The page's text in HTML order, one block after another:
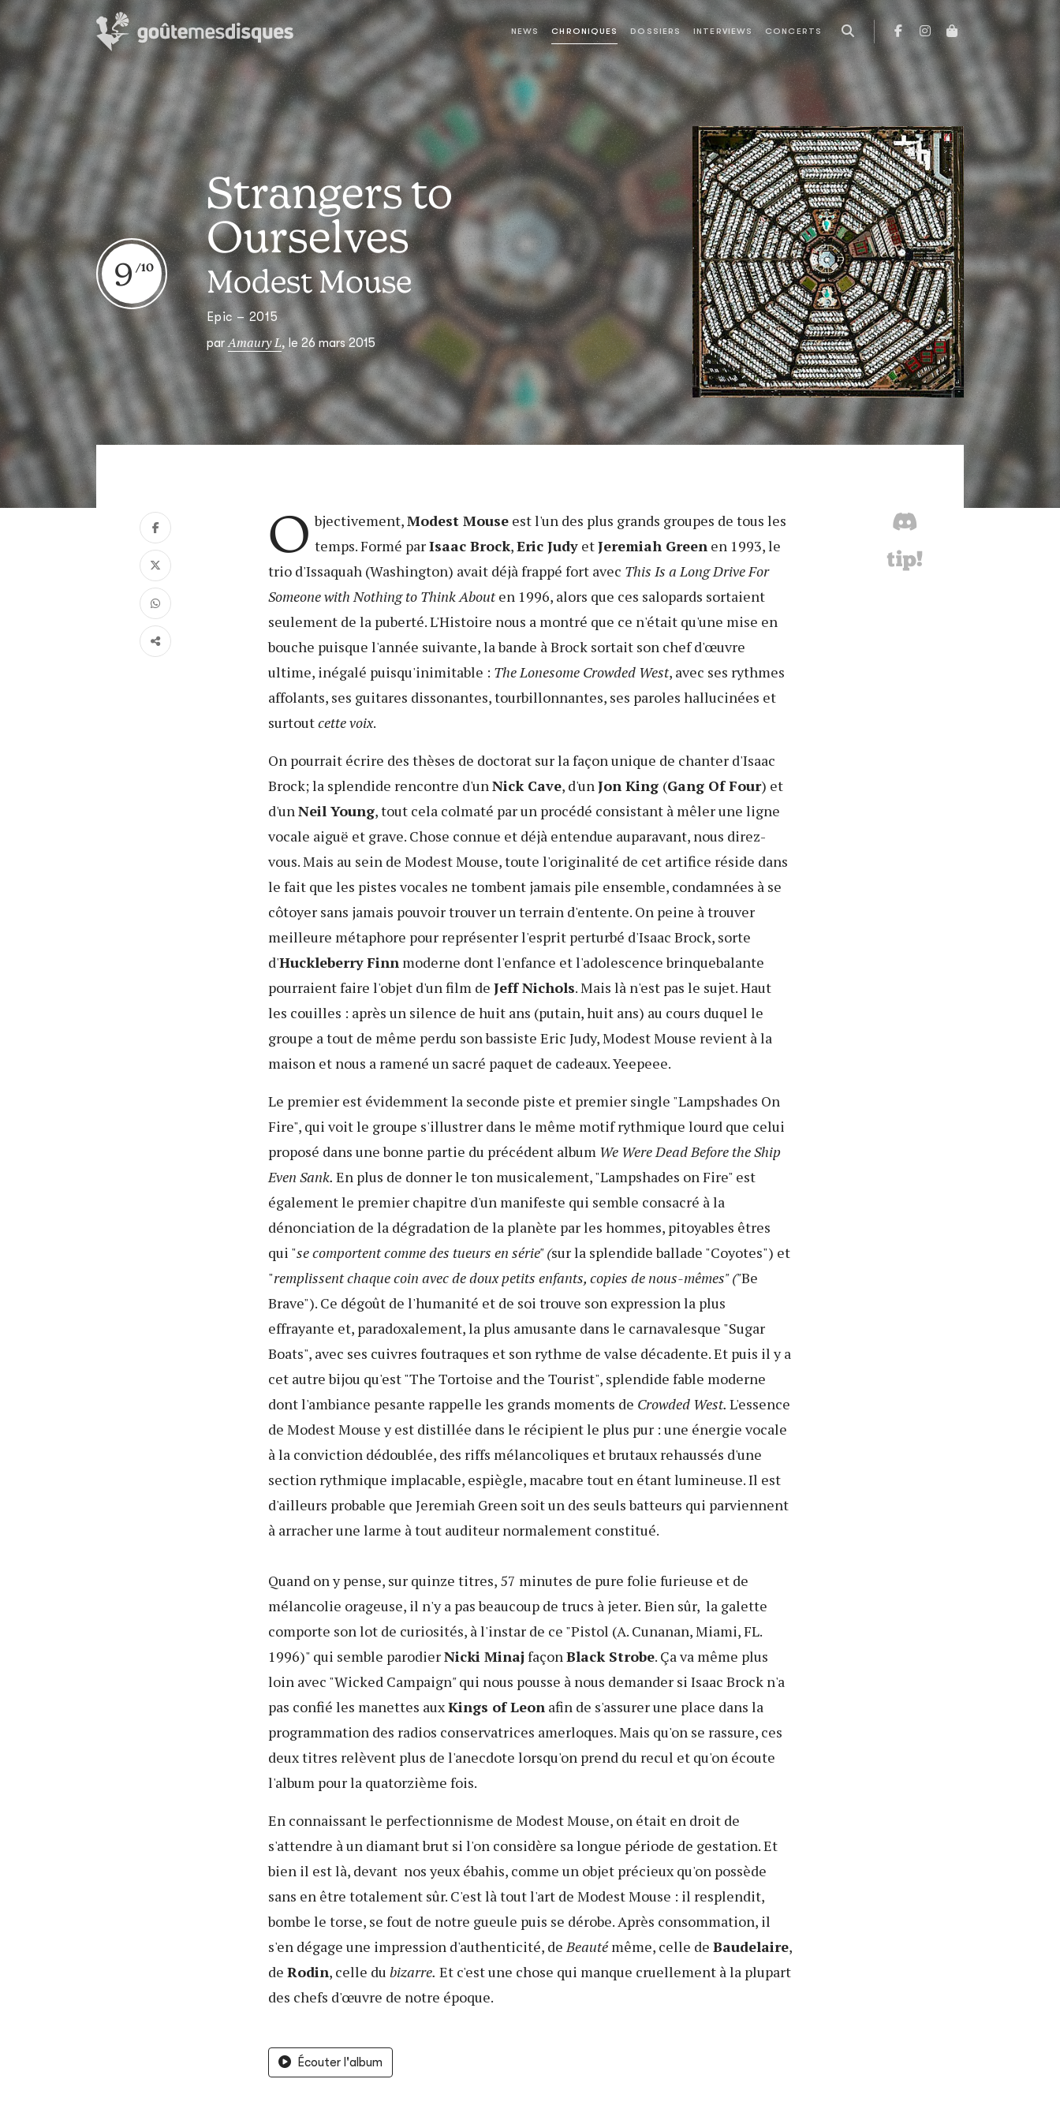
NEWS CHRONIQUES DOSSIERS INTERVIEWS CONCERTS
Strangers to
Ourselves
Modest Mouse
Epic – 2015
parAmaury L, le 26 mars 2015
9
O bjectivement,Modest Mouse est l'un des plus grands groupes de tous les
temps. Formé parIsaac Brock,Eric Judy etJeremiah Green en 1993, le
trio d'Issaquah (Washington) avait déjà frappé fort avec This Is a Long Drive For
Someone with Nothing to Think Abouten 1996, alors que ces salopards sortaient
seulement de la puberté. L'Histoire nous a montré que ce n'était qu'une mise en
bouche puisque l'année suivante, la bande à Brock sortait son chef d'œuvre
ultime, inégalé puisqu'inimitable : The Lonesome Crowded West, avec ses rythmes
affolants, ses guitares dissonantes, tourbillonnantes, ses paroles hallucinées et
surtoutcette voix.
On pourrait écrire des thèses de doctorat sur la façon unique de chanter d'Isaac
Brock; la splendide rencontre d'un Nick Cave, d'un Jon King (Gang Of Four) et
d'un Neil Young, tout cela colmaté par un procédé consistant à mêler une ligne
vocale aiguë et grave. Chose connue et déjà entendue auparavant, nous direz-
vous. Mais au sein de Modest Mouse, toute l'originalité de cet artifice réside dans
le fait que les pistes vocales ne tombent jamais pile ensemble, condamnées à se
côtoyer sans jamais pouvoir trouver un terrain d'entente. On peine à trouver
meilleure métaphore pour représenter l'esprit perturbé d'Isaac Brock, sorte
d'HuckleberryFinn moderne dont l'enfance et l'adolescence brinquebalante
pourraient faire l'objet d'un film de Jeff Nichols. Mais là n'est pas le sujet. Haut
les couilles : après un silence de huit ans (putain, huit ans) au cours duquel le
groupe a tout de même perdu son bassiste Eric Judy, Modest Mouse revient à la
maison et nous a ramené un sacré paquet de cadeaux. Yeepeee.
Le premier est évidemment la seconde piste et premier single "Lampshades On
Fire", qui voit le groupe s'illustrer dans le même motif rythmique lourd que celui
proposé dans une bonne partie du précédent album We Were Dead Before the Ship
Even Sank. En plus de donner le ton musicalement, "Lampshades on Fire" est
également le premier chapitre d'un manifeste qui semble consacré à la
dénonciation de la dégradation de la planète par les hommes, pitoyables êtres
qui "se comportent comme des tueurs en série" (sur la splendide ballade "Coyotes") et
"remplissent chaque coin avec de doux petits enfants, copies de nous-mêmes" ("Be
Brave"). Ce dégoût de l'humanité et de soi trouve son expression la plus
effrayante et, paradoxalement, la plus amusante dans le carnavalesque "Sugar
Boats", avec ses cuivres foutraques et son rythme de valse décadente. Et puis il y a
cet autre bijou qu'est "The Tortoise and the Tourist", splendide fable moderne
dont l'ambiance pesante rappelle les grands moments de Crowded West. L'essence
de Modest Mouse y est distillée dans le récipient le plus pur : une énergie vocale
à la conviction dédoublée, des riffs mélancoliques et brutaux rehaussés d'une
section rythmique implacable, espiègle, macabre tout en étant lumineuse. Il est
d'ailleurs probable que Jeremiah Green soit un des seuls batteurs qui parviennent
à arracher une larme à tout auditeur normalement constitué.
Quand on y pense, sur quinze titres, 57 minutes de pure folie furieuse et de
mélancolie orageuse, il n'y a pas beaucoup de trucs à jeter. Bien sûr, la galette
comporte son lot de curiosités, à l'instar de ce "Pistol (A. Cunanan, Miami, FL.
1996)" qui semble parodierNicki Minaj façon Black Strobe. Ça va même plus
loin avec "Wicked Campaign"qui nous pousse à nous demander si Isaac Brock n'a
pas confié les manettes auxKings of Leon afin de s'assurer une place dans la
programmation des radios conservatrices amerloques. Mais qu'on se rassure, ces
deux titres relèvent plus de l'anecdote lorsqu'on prend du recul et qu'on écoute
l'album pour la quatorzième fois.
En connaissant le perfectionnisme de Modest Mouse, on était en droit de
s'attendre à un diamant brut si l'on considère sa longue période de gestation. Et
bien il est là, devant nos yeux ébahis, comme un objet précieux qu'on possède
sans en être totalement sûr. C'est là tout l'art de Modest Mouse : il resplendit,
bombe le torse, se fout de notre gueule puis se dérobe. Après consommation, il
s'en dégage une impression d'authenticité, de Beautémême, celle de Baudelaire,
de Rodin, celle du bizarre. Et c'est une chose qui manque cruellement à la plupart
des chefs d'œuvre de notre époque.
Écouter l'album